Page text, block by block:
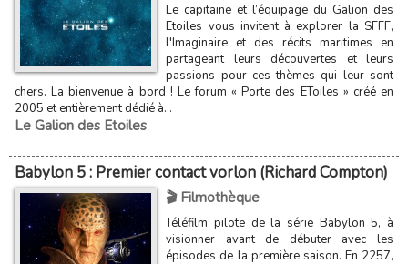
Le capitaine et l’équipage du Galion des
Etoiles vous invitent à explorer la SFFF,
l'Imaginaire et des récits maritimes en
partageant leurs découvertes et leurs
passions pour ces thèmes qui leur sont
chers. La bienvenue à bord ! Le forum « Porte des EToiles » créé en
2005 et entièrement dédié à...
Le Galion des Etoiles
Babylon 5 : Premier contact vorlon (Richard Compton)
🎬 Filmothèque
Téléfilm pilote de la série Babylon 5, à
visionner avant de débuter avec les
épisodes de la première saison. En 2257,